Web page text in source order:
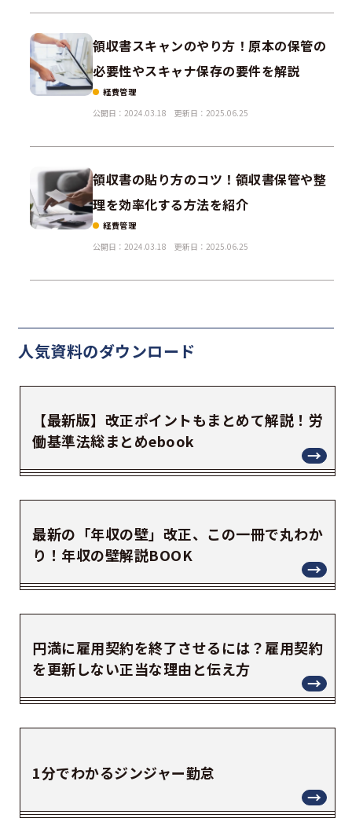
領収書スキャンのやり方！原本の保管の
必要性やスキャナ保存の要件を解説
経費管理
公開日：2024.03.18
更新日：2025.06.25
領収書の貼り方のコツ！領収書保管や整
理を効率化する方法を紹介
経費管理
公開日：2024.03.18
更新日：2025.06.25
人気資料のダウンロード
【最新版】改正ポイントもまとめて解説！労
働基準法総まとめebook
最新の「年収の壁」改正、この一冊で丸わか
り！年収の壁解説BOOK
円満に雇用契約を終了させるには？雇用契約
を更新しない正当な理由と伝え方
1分でわかるジンジャー勤怠